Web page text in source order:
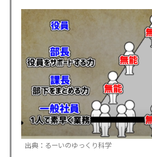
出典：るーいのゆっくり科学